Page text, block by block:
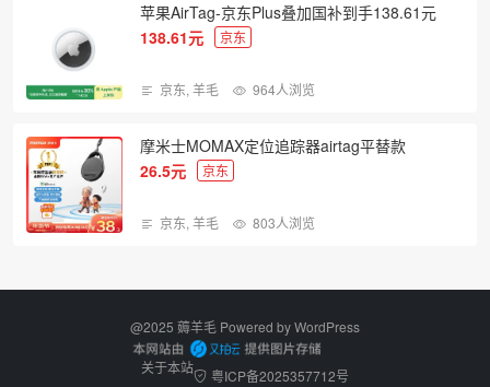
苹果AirTag-京东Plus叠加国补到手138.61元
138.61元
京东
京东, 羊毛 964人浏览
摩米士MOMAX定位追踪器airtag平替款
26.5元
京东
京东, 羊毛 803人浏览
@2025 薅羊毛 Powered byWordPress
关于本站 粤ICP备2025357712号